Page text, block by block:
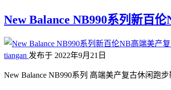
New Balance NB990系列新百
tiangan 发布于 2022年9月21日
New Balance NB990系列 高端美产复古休闲跑